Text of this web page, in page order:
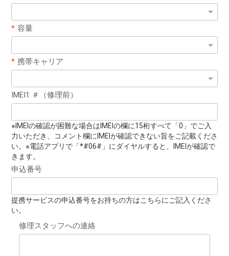
容量
携帯キャリア
IMEI1 ＃（修理前）
※IMEIの確認が困難な場合はIMEIの欄に15桁すべて「0」でご入
力いただき、コメント欄にIMEIが確認できない旨をご記載くださ
い。※電話アプリで「*#06#」にダイヤルすると、IMEIが確認で
きます。
申込番号
提携サービスの申込番号をお持ちの方はこちらにご記入くださ
い。
修理スタッフへの連絡